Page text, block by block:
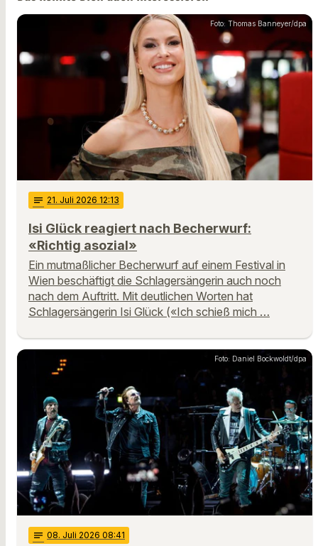
Foto: Thomas Banneyer/dpa
notes 21. Juli 2026 12:13
Isi Glück reagiert nach Becherwurf:
«Richtig asozial»
Ein mutmaßlicher Becherwurf auf einem Festival in
Wien beschäftigt die Schlagersängerin auch noch
nach dem Auftritt. Mit deutlichen Worten hat
Schlagersängerin Isi Glück («Ich schieß mich …
Foto: Daniel Bockwoldt/dpa
notes 08. Juli 2026 08:41